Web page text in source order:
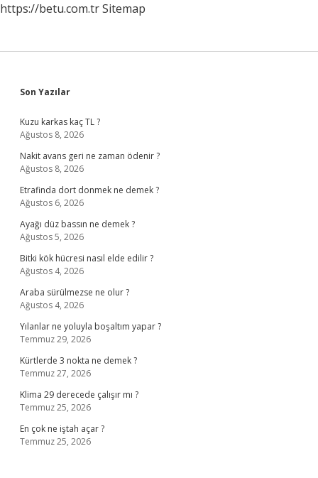
https://betu.com.trSitemap
Sidebar
Son Yazılar
Kuzu karkas kaç TL ?
Ağustos 8, 2026
Nakit avans geri ne zaman ödenir ?
Ağustos 8, 2026
Etrafinda dort donmek ne demek ?
Ağustos 6, 2026
Ayağı düz bassın ne demek ?
Ağustos 5, 2026
Bitki kök hücresi nasıl elde edilir ?
Ağustos 4, 2026
Araba sürülmezse ne olur ?
Ağustos 4, 2026
Yılanlar ne yoluyla boşaltım yapar ?
Temmuz 29, 2026
Kürtlerde 3 nokta ne demek ?
Temmuz 27, 2026
Klima 29 derecede çalışır mı ?
Temmuz 25, 2026
En çok ne iştah açar ?
Temmuz 25, 2026